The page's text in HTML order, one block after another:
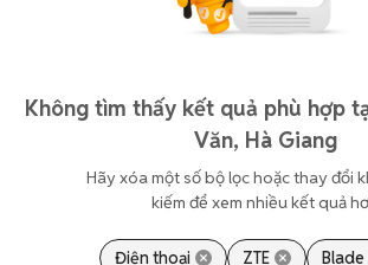
Không tìm thấy kết quả phù hợp
Văn, Hà Giang
Hãy xóa một số bộ lọc hoặc thay đổi
kiếm để xem nhiều kết quả
Điện thoại ZTE Blade